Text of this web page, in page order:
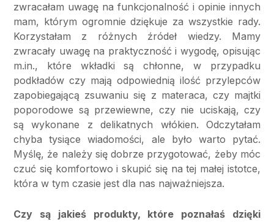
zwracałam uwagę na funkcjonalność i opinie innych
mam, którym ogromnie dziękuje za wszystkie rady.
Korzystałam z różnych źródeł wiedzy. Mamy
zwracały uwagę na praktyczność i wygodę, opisując
m.in., które wkładki są chłonne, w przypadku
podkładów czy mają odpowiednią ilość przylepców
zapobiegającą zsuwaniu się z materaca, czy majtki
poporodowe są przewiewne, czy nie uciskają, czy
są wykonane z delikatnych włókien. Odczytałam
chyba tysiące wiadomości, ale było warto pytać.
Myślę, że należy się dobrze przygotować, żeby móc
czuć się komfortowo i skupić się na tej małej istotce,
która w tym czasie jest dla nas najważniejsza.
Czy są jakieś produkty, które poznałaś dzięki